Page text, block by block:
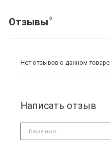
Отзывы 0
Нет отзывов о данном товаре.
Написать отзыв